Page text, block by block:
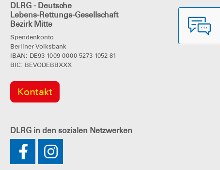
DLRG - Deutsche
Lebens-Rettungs-Gesellschaft
Bezirk Mitte
Spendenkonto
Berliner Volksbank
IBAN: DE93 1009 0000 5273 1052 81
BIC: BEVODEBBXXX
Kontakt
DLRG in den sozialen Netzwerken